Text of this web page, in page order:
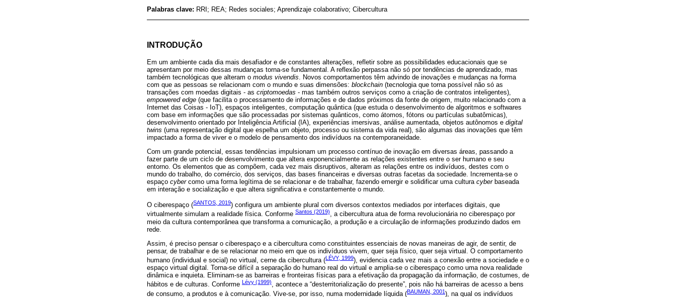
Palabras clave: RRI; REA; Redes sociales; Aprendizaje colaborativo; Cibercultura
INTRODUÇÃO
Em um ambiente cada dia mais desafiador e de constantes alterações, refletir sobre as possibilidades educacionais que se
apresentam por meio dessas mudanças torna-se fundamental. A reflexão perpassa não só por tendências de aprendizado, mas
também tecnológicas que alteram o modus vivendis . Novos comportamentos têm advindo de inovações e mudanças na forma
com que as pessoas se relacionam com o mundo e suas dimensões: blockchain (tecnologia que torna possível não só as
transações com moedas digitais - as criptomoedas - mas também outros serviços como a criação de contratos inteligentes),
empowered edge (que facilita o processamento de informações e de dados próximos da fonte de origem, muito relacionado com a
Internet das Coisas - IoT), espaços inteligentes, computação quântica (que estuda o desenvolvimento de algoritmos e softwares
com base em informações que são processadas por sistemas quânticos, como átomos, fótons ou partículas subatômicas),
desenvolvimento orientado por Inteligência Artificial (IA), experiências imersivas, análise aumentada, objetos autônomos e digital
twins (uma representação digital que espelha um objeto, processo ou sistema da vida real), são algumas das inovações que têm
impactado a forma de viver e o modelo de pensamento dos indivíduos na contemporaneidade.
Com um grande potencial, essas tendências impulsionam um processo contínuo de inovação em diversas áreas, passando a
fazer parte de um ciclo de desenvolvimento que altera exponencialmente as relações existentes entre o ser humano e seu
entorno. Os elementos que as compõem, cada vez mais disruptivos, alteram as relações entre os indivíduos, destes com o
mundo do trabalho, do comércio, dos serviços, das bases financeiras e diversas outras facetas da sociedade. Incrementa-se o
espaço cybercomo uma forma legítima de se relacionar e de trabalhar, fazendo emergir e solidificar uma cultura cyberbaseada
em interação e socialização e que altera significativa e constantemente o mundo.
O ciberespaço (SANTOS, 2019) configura um ambiente plural com diversos contextos mediados por interfaces digitais, que
virtualmente simulam a realidade física. Conforme Santos (2019), a cibercultura atua de forma revolucionária no ciberespaço por
meio da cultura contemporânea que transforma a comunicação, a produção e a circulação de informações produzindo dados em
rede.
Assim, é preciso pensar o ciberespaço e a cibercultura como constituintes essenciais de novas maneiras de agir, de sentir, de
pensar, de trabalhar e de se relacionar no meio em que os indivíduos vivem, quer seja físico, quer seja virtual. O comportamento
humano (individual e social) no virtual, cerne da cibercultura (LÉVY, 1999), evidencia cada vez mais a conexão entre a sociedade e o
espaço virtual digital. Torna-se difícil a separação do humano real do virtual e amplia-se o ciberespaço como uma nova realidade
dinâmica e inquieta. Eliminam-se as barreiras e fronteiras físicas para a efetivação da propagação da informação, de costumes, de
hábitos e de culturas. Conforme
Lévy (1999), acontece a “desterritorialização do presente”, pois não há barreiras de acesso a bens
de consumo, a produtos e à comunicação. Vive-se, por isso, numa modernidade líquida (BAUMAN, 2001), na qual os indivíduos